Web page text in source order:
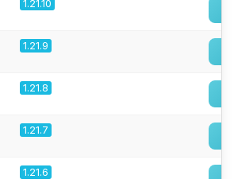
1.21.10
1.21.9
1.21.8
1.21.7
1.21.6